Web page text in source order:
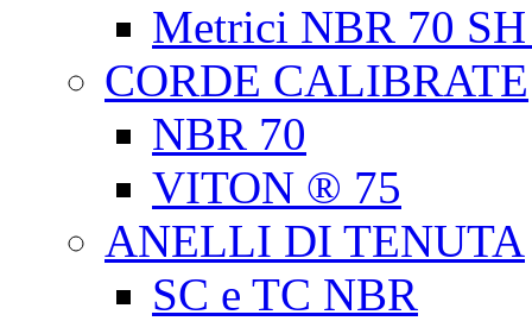
Metrici NBR 70
CORDE CALIBRATE
NBR 70
VITON ® 75
ANELLI DI TENUTA
SC e TC NBR